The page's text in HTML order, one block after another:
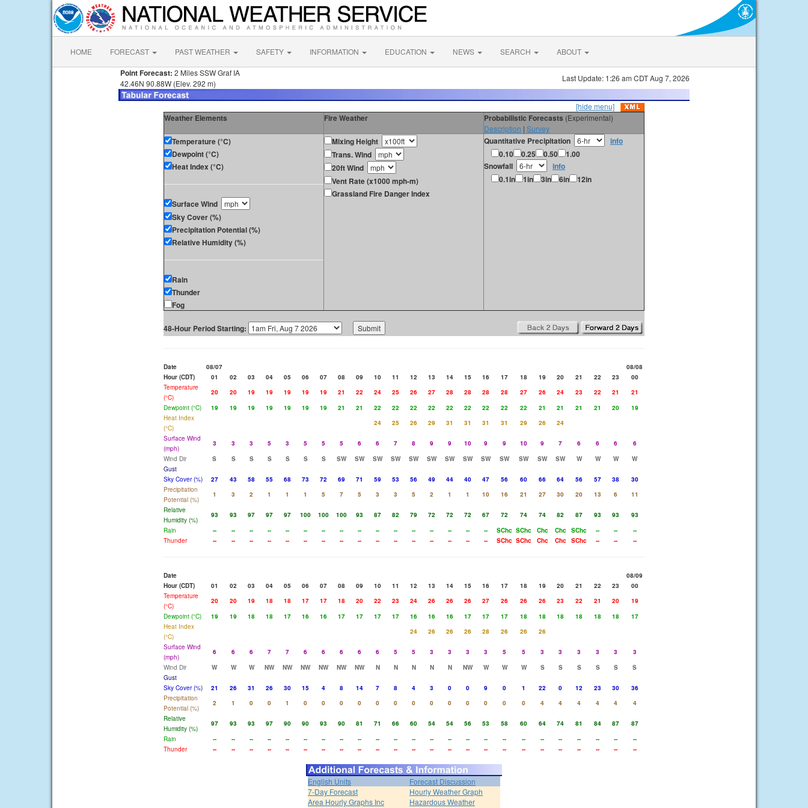
HOME FORECAST PAST WEATHER SAFETY INFORMATION EDUCATION NEWS SEARCH ABOUT
Point Forecast: 2 Miles SSW Graf IA
42.46N 90.88W (Elev. 292 m)
Last Update: 1:26 am CDT Aug 7, 2026
[hide menu]
Weather Elements Fire Weather Probabilistic Forecasts (Experimental)
Description | Survey
Temperature (°C)
Dewpoint (°C)
Heat Index (°C)
Surface Wind
Sky Cover (%)
Precipitation Potential (%)
Relative Humidity (%)
Rain
Thunder
Fog
Mixing Height
Trans. Wind
20ft Wind
Vent Rate (x1000 mph-m)
Grassland Fire Danger Index
Quantitative Precipitation
info
0.10
0.25 0.50
1.00
Snowfall
info
0.1in
1in 3in 6in 12in
48-Hour Period Starting:
Date 08/07
08/08
Hour (CDT)
01 02 03 04 05 06 07 08 09 10 11 12 13 14 15 16 17 18 19 20 21 22 23
00
Temperature
(°C)
20 20 19 19 19 19 19 21 22 24 25 26 27 28 28 28 28 27 26 24 23 22 21
21
Dewpoint (°C)
19 19 19 19 19 19 19 21 21 22 22 22 22 22 22 22 22 22 21 21 21 21 20
19
Heat Index
(°C)
24 25 26 29 31 31 31 31 29 26
24
Surface Wind
(mph)
3 3 3 5 3 5 5 5 6 6 7 8 9 9 10 9 9 10 9 7 6 6 6
6
Wind Dir
S S S S S S S SW SW SW SW SW SW SW SW SW SW SW SW SW W W W
W
Gust
Sky Cover (%)
27 43 58 55 68 73 72 69 71 59 53 56 49 44 40 47 56 60 66 64 56 57 38
30
Precipitation
Potential (%)
1 3 2 1 1 1 5 7 5 3 3 5 2 1 1 10 16 21 27 30 20 13 6
11
Relative
Humidity (%)
93 93 97 97 97 100 100 100 93 87 82 79 72 72 72 67 72 74 74 82 87 93 93
93
Rain
-- -- -- -- -- -- -- -- -- -- -- -- -- -- -- -- SChc SChc Chc Chc SChc -- --
--
Thunder
-- -- -- -- -- -- -- -- -- -- -- -- -- -- -- -- SChc SChc Chc Chc SChc -- -- --
Date
08/09
Hour (CDT)
01 02 03 04 05 06 07 08 09 10 11 12 13 14 15 16 17 18 19 20 21 22 23
00
Temperature
(°C)
20 20 19 18 18 17 17 18 20 22 23 24 26 26 26 27 26 26 26 23 22 21 20
19
Dewpoint (°C)
19 19 18 18 17 16 16 17 17 17 17 16 16 16 17 17 17 18 18 18 18 18 18
17
Heat Index
(°C)
24 26 26 26 28 26 26
26
Surface Wind
(mph)
6 6 6 7 7 6 6 6 6 6 5 5 3 3 3 3 5 5 3 3 3 3 3
3
Wind Dir
W W W NW NW NW NW NW NW N N N N N NW W W W S S S S S
S
Gust
Sky Cover (%)
21 26 31 26 30 15 4 8 14 7 8 4 3 0 0 9 0 1 22 0 12 23 30
36
Precipitation
Potential (%)
2 1 0 0 1 0 0 0 0 0 0 0 0 0 0 0 0 0 4 4 4 4 4
4
Relative
Humidity (%)
97 93 93 97 90 90 93 90 81 71 66 60 54 54 56 53 58 60 64 74 81 84 87
87
Rain
-- -- -- -- -- -- -- -- -- -- -- -- -- -- -- -- -- -- -- -- -- -- --
--
Thunder
-- -- -- -- -- -- -- -- -- -- -- -- -- -- -- -- -- -- -- -- -- -- -- --
English Units
Forecast Discussion
7-Day Forecast
Hourly Weather Graph
Area Hourly Graphs Inc
Hazardous Weather